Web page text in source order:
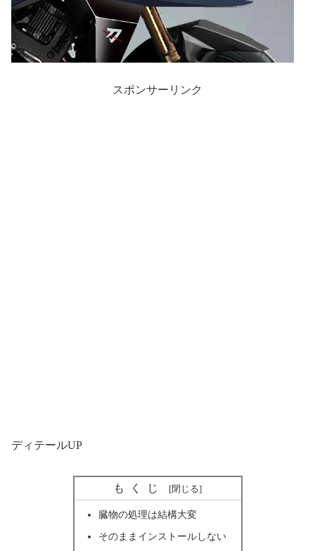
スポンサーリンク
ディテールUP
もくじ
臓物の処理は結構大変
そのままインストールしない